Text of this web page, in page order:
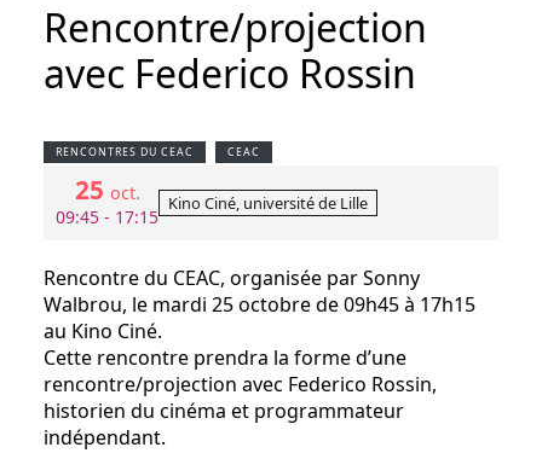
Rencontre/projection
avec Federico Rossin
RENCONTRES DU CEAC CEAC
25 oct.
09:45 - 17:15
Kino Ciné, université de Lille
Rencontre du CEAC, organisée par Sonny
Walbrou, le mardi 25 octobre de 09h45 à 17h15
au Kino Ciné.
Cette rencontre prendra la forme d’une
rencontre/projection avec Federico Rossin,
historien du cinéma et programmateur
indépendant.